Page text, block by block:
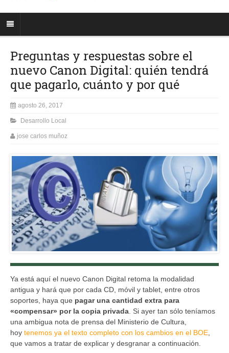
Preguntas y respuestas sobre el
nuevo Canon Digital: quién tendrá
que pagarlo, cuánto y por qué
agosto 26, 2017
Desarrollo Local
jose carlos muñoz
Ya está aquí el nuevo Canon Digital retoma la modalidad
antigua y hará que por cada CD, móvil y tablet, entre otros
soportes, haya que pagar una cantidad extra para
«compensar» por la copia privada . Si ayer tan sólo teníamos
una ambigua nota de prensa del Ministerio de Cultura,
hoy tenemos ya el texto completo con los cambios en el BOE
que vamos a tratar de explicar y desgranar a continuación.